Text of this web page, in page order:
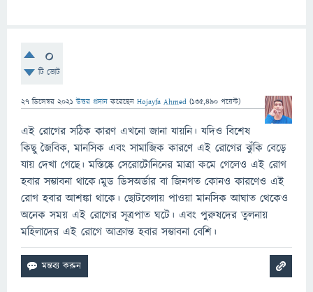
0
টি ভোট
27 ডিসেম্বর 2021 উত্তর প্রদান করেছেন Hojayfa Ahmed (135,490 পয়েন্ট)
এই রোগের সঠিক কারণ এখনো জানা যায়নি। যদিও বিশেষ
কিছু জৈবিক, মানসিক এবং সামাজিক কারণে এই রোগের ঝুঁকি বেড়ে
যায় দেখা গেছে। মস্তিষ্কে সেরোটোনিনের মাত্রা কমে গেলেও এই রোগ
হবার সম্ভাবনা থাকে।মুড ডিসঅর্ডার বা জিনগত কোনও কারণেও এই
রোগ হবার আশঙ্কা থাকে। ছোটবেলায় পাওয়া মানসিক আঘাত থেকেও
অনেক সময় এই রোগের সূত্রপাত ঘটে। এবং পুরুষদের তুলনায়
মহিলাদের এই রোগে আক্রান্ত হবার সম্ভাবনা বেশি।